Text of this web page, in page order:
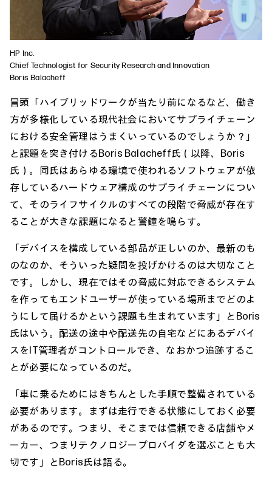
HP Inc.
Chief Technologist for Security Research and Innovation
Boris Balacheff
冒頭「ハイブリッドワークが当たり前になるなど、働き
方が多様化している現代社会においてサプライチェーン
における安全管理はうまくいっているのでしょうか？」
と課題を突き付けるBoris Balacheff氏（以降、Boris
氏）。同氏はあらゆる環境で使われるソフトウェアが依
存しているハードウェア構成のサプライチェーンについ
て、そのライフサイクルのすべての段階で脅威が存在す
ることが大きな課題になると警鐘を鳴らす。
「デバイスを構成している部品が正しいのか、最新のも
のなのか、そういった疑問を投げかけるのは大切なこと
です。しかし、現在ではその脅威に対応できるシステム
を作ってもエンドユーザーが使っている場所までどのよ
うにして届けるかという課題も生まれています」とBoris
氏はいう。配送の途中や配送先の自宅などにあるデバイ
スをIT管理者がコントロールでき、なおかつ追跡するこ
とが必要になっているのだ。
「車に乗るためにはきちんとした手順で整備されている
必要があります。まずは走行できる状態にしておく必要
があるのです。つまり、そこまでは信頼できる店舗やメ
ーカー、つまりテクノロジープロバイダを選ぶことも大
切です」とBoris氏は語る。